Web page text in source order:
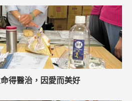
得醫治，因愛而美好